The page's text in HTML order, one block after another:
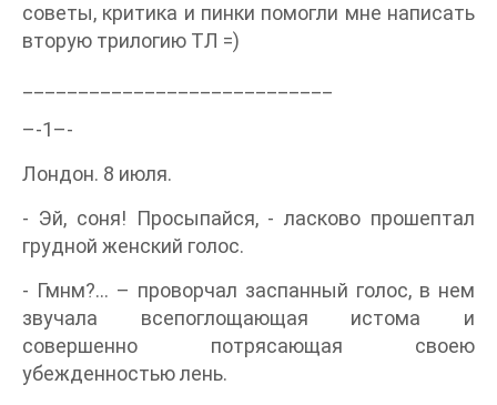
советы, критика и пинки помогли мне написать
вторую трилогию ТЛ =)
–-1–-
Лондон. 8 июля.
- Эй, соня! Просыпайся, - ласково прошептал
грудной женский голос.
- Гмнм?… – проворчал заспанный голос, в нем
звучала всепоглощающая истома и
совершенно потрясающая своею
убежденностью лень.